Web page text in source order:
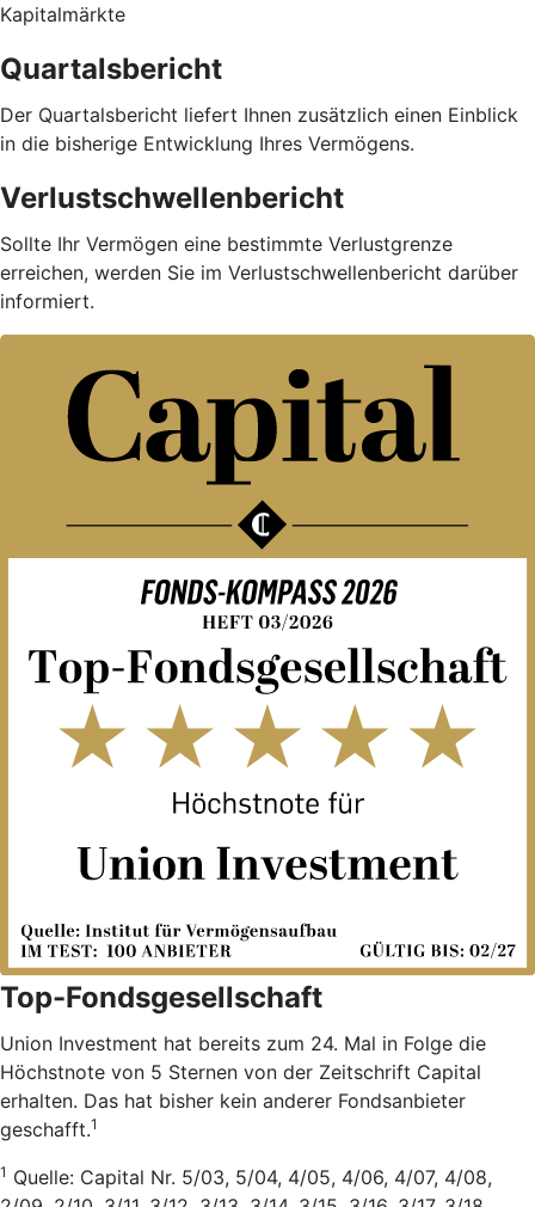
Kapitalmärkte
Quartalsbericht
Der Quartalsbericht liefert Ihnen zusätzlich einen Einblick
in die bisherige Entwicklung Ihres Vermögens.
Verlustschwellenbericht
Sollte Ihr Vermögen eine bestimmte Verlustgrenze
erreichen, werden Sie im Verlustschwellenbericht darüber
informiert.
Top-Fondsgesellschaft
Union Investment hat bereits zum 24. Mal in Folge die
Höchstnote von 5 Sternen von der Zeitschrift Capital
erhalten. Das hat bisher kein anderer Fondsanbieter
geschafft.1
1 Quelle: Capital Nr. 5/03, 5/04, 4/05, 4/06, 4/07, 4/08,